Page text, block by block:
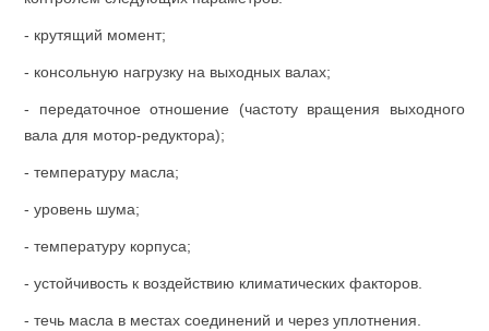
- крутящий момент;
- консольную нагрузку на выходных валах;
- передаточное отношение (частоту вращения выходного
вала для мотор-редуктора);
- температуру масла;
- уровень шума;
- температуру корпуса;
- устойчивость к воздействию климатических факторов.
- течь масла в местах соединений и через уплотнения.